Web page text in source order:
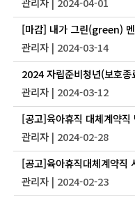
[마감] 내가 그린(green)
관리자 | 2024-03-14
2024 자립준비청년(보호
관리자 | 2024-03-12
[공고]육아휴직 대체계약직
관리자 | 2024-02-28
[공고]육아휴직대체계약직
관리자 | 2024-02-23